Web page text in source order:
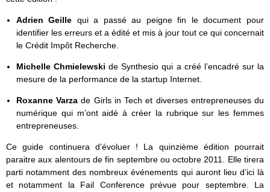
Adrien Geille qui a passé au peigne fin le document pour
identifier les erreurs et a édité et mis à jour tout ce qui concernait
le Crédit Impôt Recherche.
Michelle Chmielewskide Synthesio qui a créé l’encadré sur la
mesure de la performance de la startup Internet.
Roxanne Varzade Girls in Tech et diverses entrepreneuses du
numérique qui m’ont aidé à créer la rubrique sur les femmes
entrepreneuses.
Ce guide continuera d’évoluer ! La quinzième édition pourrait
paraitre aux alentours de fin septembre ou octobre 2011. Elle tirera
parti notamment des nombreux événements qui auront lieu d’ici là
et notamment la Fail Conference prévue pour septembre. La